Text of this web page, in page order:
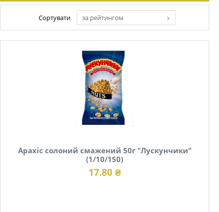
Сортувати за рейтингом
Арахіс солоний смажений 50г "Лускунчики"
(1/10/150)
17.80 ₴